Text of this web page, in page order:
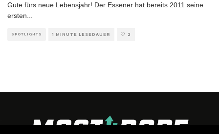
Gute fürs neue Lebensjahr! Der Essener hat bereits 2011 seine
ersten...
SPOTLIGHTS 1 MINUTE LESEDAUER 2